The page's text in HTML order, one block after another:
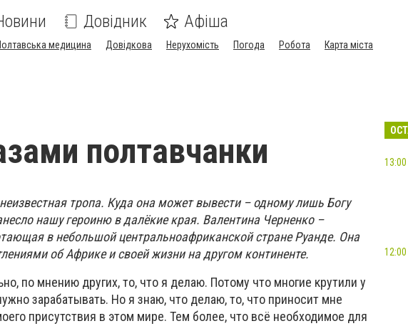
Довідник Афіша
медицина Довідкова Нерухомість Погода Робота
Карта міста
полтавчанки
тропа. Куда она может вывести – одному лишь Богу
нашу героиню в далёкие края. Валентина Черненко –
в небольшой центральноафриканской стране Руанде. Она
об Африке и своей жизни на другом континенте.
по мнению других, то, что я делаю. Потому что многие крутили у
зарабатывать. Но я знаю, что делаю, то, что приносит мне
присутствия в этом мире. Тем более, что всё необходимое для
13:00
12:00